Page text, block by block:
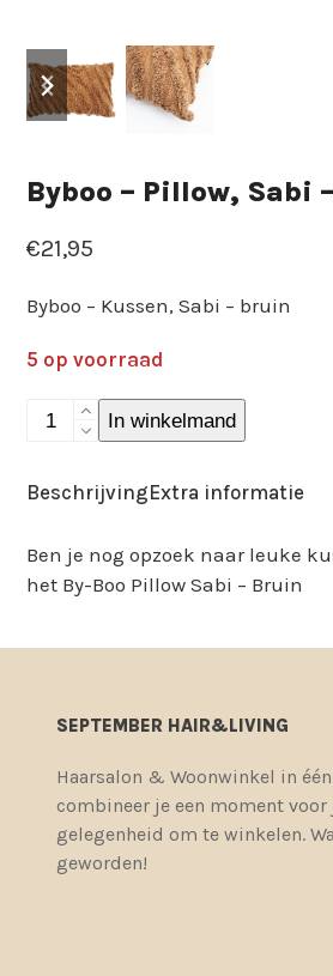
previous
slide
next
slide
Byboo – Pillow, Sabi
€21,95
Byboo – Kussen, Sabi – bruin
5 op voorraad
Byboo
Sabi
bruin
aantal
In winkelmand
BeschrijvingExtra informatie
Ben je nog opzoek naar leuke
het By-Boo Pillow Sabi – Bruin
SEPTEMBER HAIR&LIVING
Haarsalon & Woonwinkel in
combineer je een moment
gelegenheid om te winkelen.
geworden!